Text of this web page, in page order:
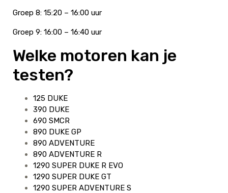
Groep 8: 15:20 – 16:00 uur
Groep 9: 16:00 – 16:40 uur
Welke motoren kan je
testen?
125 DUKE
390 DUKE
690 SMCR
890 DUKE GP
890 ADVENTURE
890 ADVENTURE R
1290 SUPER DUKE R EVO
1290 SUPER DUKE GT
1290 SUPER ADVENTURE S